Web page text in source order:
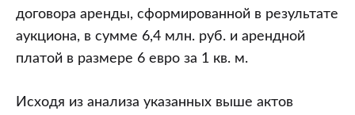
договора аренды, сформированной в результате
аукциона, в сумме 6,4 млн. руб. и арендной
платой в размере 6 евро за 1 кв. м.
Исходя из анализа указанных выше актов